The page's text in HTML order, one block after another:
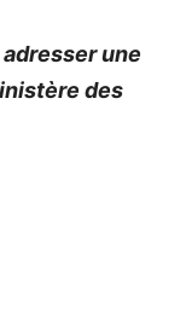
une
des